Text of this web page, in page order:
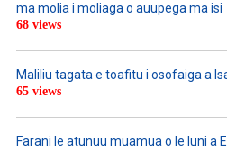
ma molia i moliaga o auupega ma isi
68 views
Maliliu tagata e toafitu i osofaiga a
65 views
Farani le atunuu muamua o le Iuni a